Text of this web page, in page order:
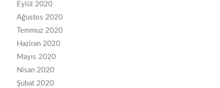
Eylül 2020
Ağustos 2020
Temmuz 2020
Haziran 2020
Mayıs 2020
Nisan 2020
Şubat 2020